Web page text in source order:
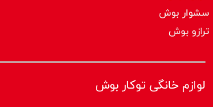
سشوار بوش
ترازو بوش
لوازم خانگی توکار بوش